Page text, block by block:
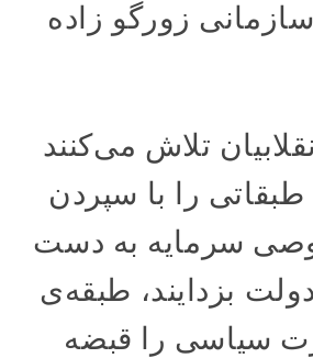
سازمانی زورگو زاده
تلاش می‌کنند
طبقاتی را با سپردن
سرمایه به دست
بزدایند، طبقه‌ی
سیاسی را قبضه